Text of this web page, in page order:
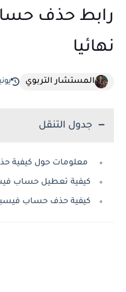
رابط حذف
نهائيا
المستشار التربوي يونيو
جدول التنقل
معلومات حول كيفية
كيفية تعطيل حساب
كيفية حذف حساب